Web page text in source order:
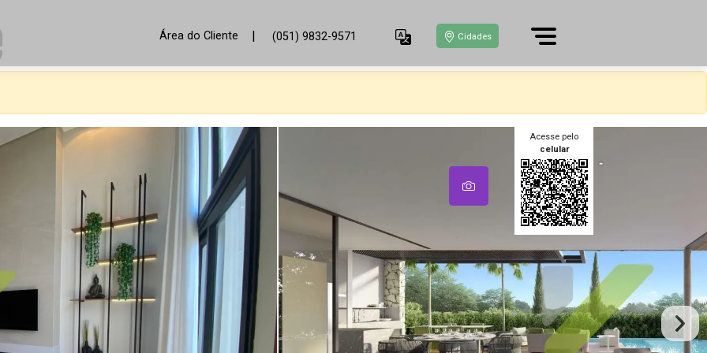
Área do Cliente | (051) 9832-9571 Cidades
Acesse pelo
celular